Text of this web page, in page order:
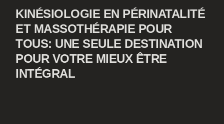
KINÉSIOLOGIE EN PÉRINATALITÉ
ET MASSOTHÉRAPIE POUR
TOUS: UNE SEULE DESTINATION
POUR VOTRE MIEUX ÊTRE
INTÉGRAL